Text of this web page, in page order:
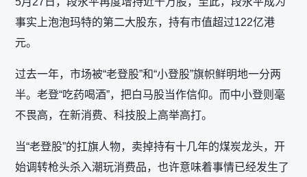
事实上泡泡玛特的第二大股东，持有市值超过122亿港
元。
过去一年，市场被“老登股”和“小登股”旗帜鲜明地一分两
半。老登“吃药喝酒”，把白马股当作信仰。而中小登则毫
不畏高，在新消费、科技股上高举高打。
当“老登股”的扛旗人物，卖掉持有十几年的煤炭龙头，开
始调转枪头杀入潮玩消费品，也许意味着事情已经发生了